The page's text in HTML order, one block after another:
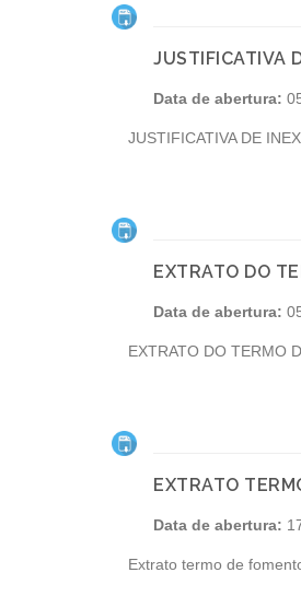
JUSTIFICATIVA
Data de abertura:
JUSTIFICATIVA DE
EXTRATO DO
Data de abertura:
EXTRATO DO TERMO
EXTRATO
Data de abertura:
Extrato termo de